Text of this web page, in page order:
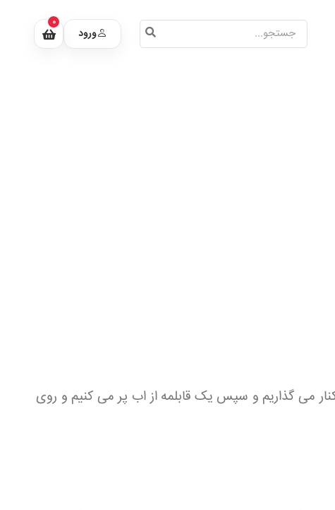
ورود
0
می گذاریم و سپس یک قابلمه از اب پر می کنیم و روی